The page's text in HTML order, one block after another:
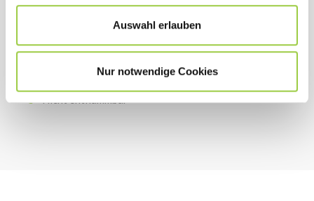
Auswahl erlauben
Nur notwendige Cookies
Geringe Umweltbelastung
Nicht entflammbar